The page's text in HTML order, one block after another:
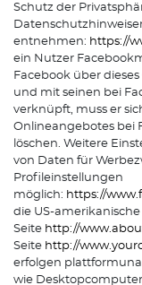
Schutz der
entnehmen: https://
ein Nutzer
Facebook über
und mit seinen bei
verknüpft, muss er
Onlineangebotes bei
löschen. Weitere
von Daten für
Profileinstellungen
möglich: https://
die US-amerikanische
Seite http://
Seite http://
erfolgen
wie